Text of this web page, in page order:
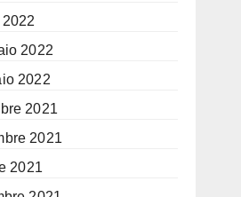
2022
2022
2022
2021
2021
2021